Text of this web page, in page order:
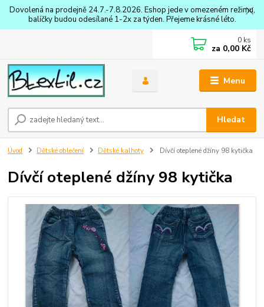
Dovolená na prodejně 24.7.-7.8.2026. Eshop jede v omezeném režimu,
balíčky budou odesílané 1-2x za týden. Přejeme krásné léto.
Menu
Hledat
0 ks
za 0,00 Kč
Úvod Dětské oblečení Dětské kalhoty Dívčí oteplené džíny 98 kytička
Dívčí oteplené džíny 98 kytička